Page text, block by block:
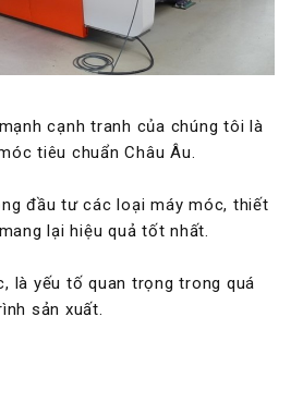
cạnh tranh của chúng tôi là
tiêu chuẩn Châu Âu.
đầu tư các loại máy móc, thiết
lại hiệu quả tốt nhất.
là yếu tố quan trọng trong quá
sản xuất.